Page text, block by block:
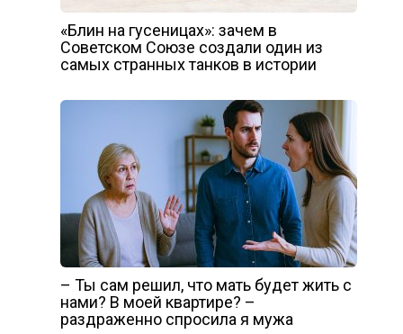
«Блин на гусеницах»: зачем в
Советском Союзе создали один из
самых странных танков в истории
– Ты сам решил, что мать будет жить с
нами? В моей квартире? –
раздраженно спросила я мужа